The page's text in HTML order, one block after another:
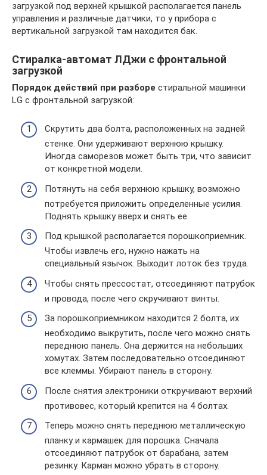
загрузкой под верхней крышкой располагается панель
управления и различные датчики, то у прибора с
вертикальной загрузкой там находится бак.
Стиралка-автомат ЛДжи с фронтальной
загрузкой
Порядок действий при разборе стиральной машинки
LG с фронтальной загрузкой:
Скрутить два болта, расположенных на задней
стенке. Они удерживают верхнюю крышку.
Иногда саморезов может быть три, что зависит
от конкретной модели.
Потянуть на себя верхнюю крышку, возможно
потребуется приложить определенные усилия.
Поднять крышку вверх и снять ее.
Под крышкой располагается порошкоприемник.
Чтобы извлечь его, нужно нажать на
специальный язычок. Выходит лоток без труда.
Чтобы снять прессостат, отсоединяют патрубок
и провода, после чего скручивают винты.
За порошкоприемником находится 2 болта, их
необходимо выкрутить, после чего можно снять
переднюю панель. Она держится на небольших
хомутах. Затем последовательно отсоединяют
все клеммы. Убирают панель в сторону.
После снятия электроники откручивают верхний
противовес, который крепится на 4 болтах.
Теперь можно снять переднюю металлическую
планку и кармашек для порошка. Сначала
отсоединяют патрубок от барабана, затем
резинку. Карман можно убрать в сторону.